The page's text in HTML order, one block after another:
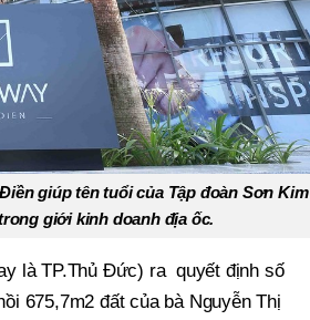
giúp tên tuổi của Tập đoàn Sơn Kim
giới kinh doanh địa ốc.
là TP.Thủ Đức) ra quyết định số
675,7m2 đất của bà Nguyễn Thị